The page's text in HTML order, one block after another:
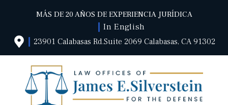
MÁS DE 20 AÑOS DE EXPERIENCIA JURÍDICA
In English
23901 Calabasas Rd.Suite 2069 Calabasas, CA 91302